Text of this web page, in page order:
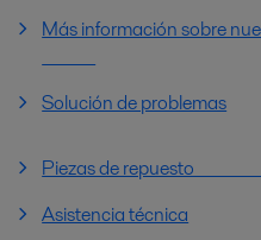
Más información
Solución de problemas
Piezas
Asistencia técnica